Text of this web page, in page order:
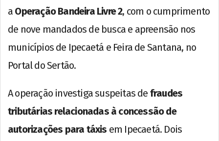
a Operação Bandeira Livre 2, com o cumprimento
de nove mandados de busca e apreensão nos
municípios de Ipecaetá e Feira de Santana, no
Portal do Sertão.
A operação investiga suspeitas de fraudes
tributárias relacionadas à concessão de
autorizações para táxis em Ipecaetá. Dois